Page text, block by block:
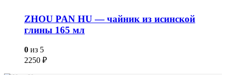
ZHOU PAN HU — чайник из исинской
глины 165 мл
0 из 5
2250 ₽